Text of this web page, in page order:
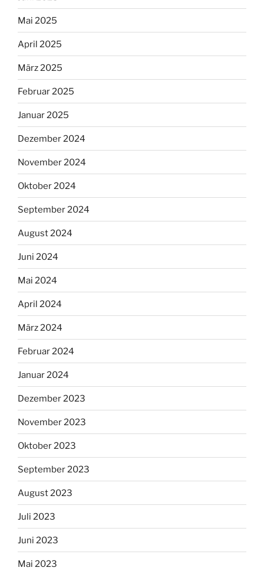
Mai 2025
April 2025
März 2025
Februar 2025
Januar 2025
Dezember 2024
November 2024
Oktober 2024
September 2024
August 2024
Juni 2024
Mai 2024
April 2024
März 2024
Februar 2024
Januar 2024
Dezember 2023
November 2023
Oktober 2023
September 2023
August 2023
Juli 2023
Juni 2023
Mai 2023